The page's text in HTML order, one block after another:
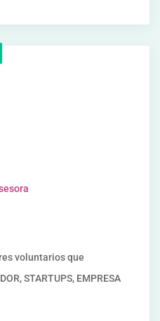
voluntarios que
STARTUPS, EMPRESA